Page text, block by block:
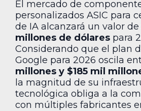
El mercado de
personalizados ASIC para
de IA alcanzará un valor de
millones de dólares para
Considerando que el plan
Google para 2026 oscila
millones y $185 mil
la magnitud de su
tecnológica obliga a la
con múltiples fabricantes